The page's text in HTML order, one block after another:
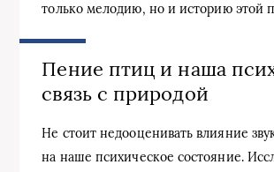
только мелодию, но и историю этой
Пение птиц и наша
связь с природой
Не стоит недооценивать влияние
на наше психическое состояние.